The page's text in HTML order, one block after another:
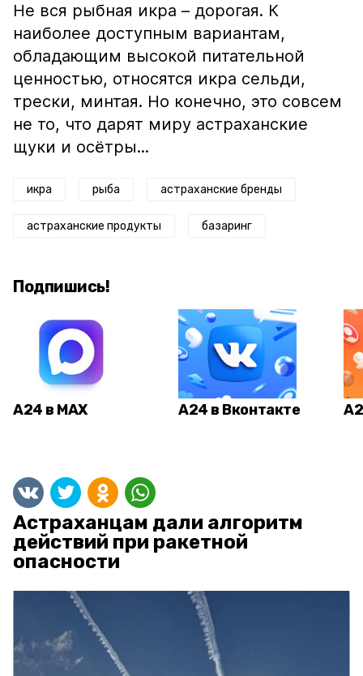
Не вся рыбная икра – дорогая. К
наиболее доступным вариантам,
обладающим высокой питательной
ценностью, относятся икра сельди,
трески, минтая. Но конечно, это совсем
не то, что дарят миру астраханские
щуки и осётры...
икра рыба астраханские бренды
астраханские продукты базаринг
Подпишись!
А24 в MAX А24 в Вконтакте
Астраханцам дали алгоритм
действий при ракетной
опасности